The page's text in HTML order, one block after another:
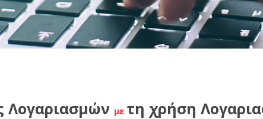
Λογαριασμών με τη χρήση